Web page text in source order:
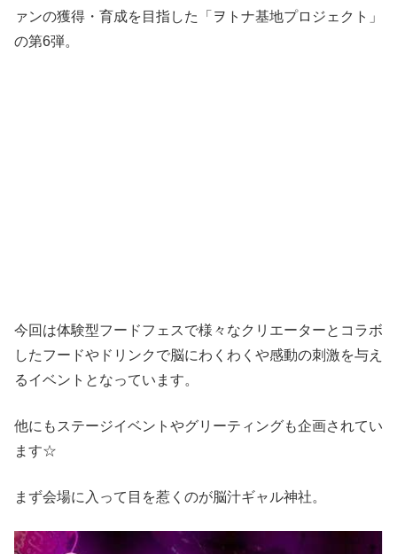
ァンの獲得・育成を目指した「ヲトナ基地プロジェクト」
の第6弾。
今回は体験型フードフェスで様々なクリエーターとコラボ
したフードやドリンクで脳にわくわくや感動の刺激を与え
るイベントとなっています。
他にもステージイベントやグリーティングも企画されてい
ます☆
まず会場に入って目を惹くのが脳汁ギャル神社。